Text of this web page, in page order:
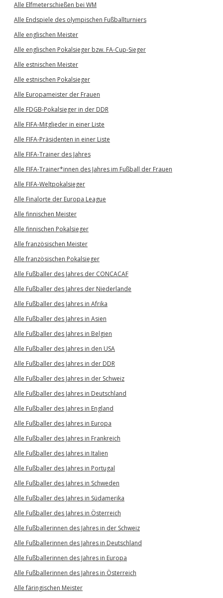
Alle Elfmeterschießen bei WM
Alle Endspiele des olympischen Fußballturniers
Alle englischen Meister
Alle englischen Pokalsieger bzw. FA-Cup-Sieger
Alle estnischen Meister
Alle estnischen Pokalsieger
Alle Europameister der Frauen
Alle FDGB-Pokalsieger in der DDR
Alle FIFA-Mitglieder in einer Liste
Alle FIFA-Präsidenten in einer Liste
Alle FIFA-Trainer des Jahres
Alle FIFA-Trainer*innen des Jahres im Fußball der Frauen
Alle FIFA-Weltpokalsieger
Alle Finalorte der Europa League
Alle finnischen Meister
Alle finnischen Pokalsieger
Alle französischen Meister
Alle französischen Pokalsieger
Alle Fußballer des Jahres der CONCACAF
Alle Fußballer des Jahres der Niederlande
Alle Fußballer des Jahres in Afrika
Alle Fußballer des Jahres in Asien
Alle Fußballer des Jahres in Belgien
Alle Fußballer des Jahres in den USA
Alle Fußballer des Jahres in der DDR
Alle Fußballer des Jahres in der Schweiz
Alle Fußballer des Jahres in Deutschland
Alle Fußballer des Jahres in England
Alle Fußballer des Jahres in Europa
Alle Fußballer des Jahres in Frankreich
Alle Fußballer des Jahres in Italien
Alle Fußballer des Jahres in Portugal
Alle Fußballer des Jahres in Schweden
Alle Fußballer des Jahres in Südamerika
Alle Fußballer des Jahres in Österreich
Alle Fußballerinnen des Jahres in der Schweiz
Alle Fußballerinnen des Jahres in Deutschland
Alle Fußballerinnen des Jahres in Europa
Alle Fußballerinnen des Jahres in Österreich
Alle färingischen Meister